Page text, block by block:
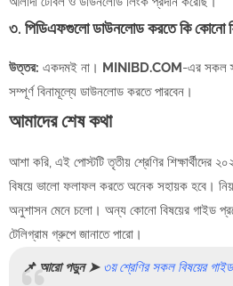
৩. পিডিএফগুলো ডাউনলোড করতে কি কোনো
উত্তর: একদমই না। MINIBD.COM-এর সকল
সম্পূর্ণ বিনামূল্যে ডাউনলোড করতে পারবেন।
আমাদের শেষ কথা
আশা করি, এই পোস্টটি তৃতীয় শ্রেণির শিক্ষার্থীদের
বিষয়ে ভালো ফলাফল করতে অনেক সহায়ক হবে।
অনুশাসন মেনে চলো। অন্য কোনো বিষয়ের গাইড
টেলিগ্রাম গ্রুপে জানাতে পারো।
📌 আরো পড়ুন ➤ ৩য় শ্রেণির সকল বিষয়ের